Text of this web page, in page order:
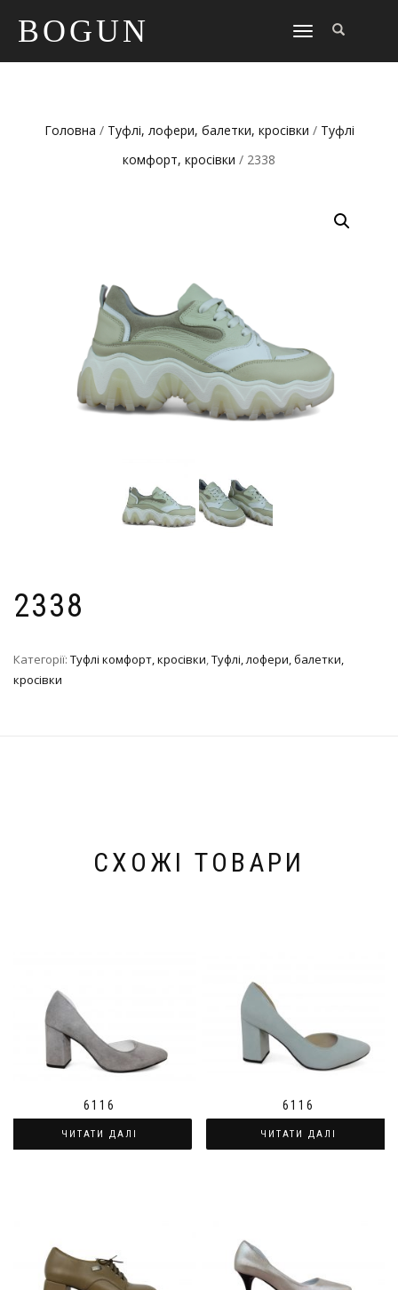
BOGUN
TOGGLE
Головна / Туфлі, лофери, балетки, кросівки / Туфлі
комфорт, кросівки / 2338
2338
Категорії: Туфлі комфорт, кросівки,Туфлі, лофери, балетки,
кросівки
СХОЖІ ТОВАРИ
6116
ЧИТАТИ ДАЛІ
6116
ЧИТАТИ ДАЛІ